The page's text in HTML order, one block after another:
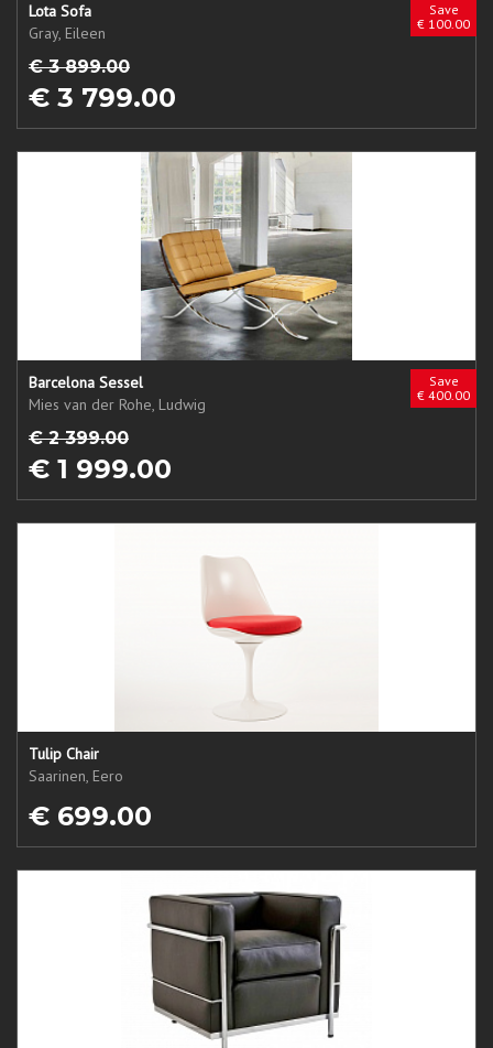
Save
€ 100.00
Lota Sofa
Gray, Eileen
€ 3 899.00
€ 3 799.00
Save
€ 400.00
Barcelona Sessel
Mies van der Rohe, Ludwig
€ 2 399.00
€ 1 999.00
Tulip Chair
Saarinen, Eero
€ 699.00